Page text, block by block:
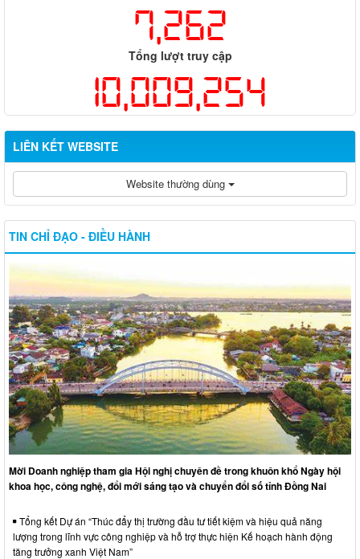
7,262
Tổng lượt truy cập
10,009,254
LIÊN KẾT WEBSITE
Website thường dùng
TIN CHỈ ĐẠO - ĐIỀU HÀNH
Mời Doanh nghiệp tham gia Hội nghị chuyên đề trong khuôn khổ Ngày hội
khoa học, công nghệ, đổi mới sáng tạo và chuyển đổi số tỉnh Đồng Nai
Tổng kết Dự án “Thúc đẩy thị trường đầu tư tiết kiệm và hiệu quả năng
lượng trong lĩnh vực công nghiệp và hỗ trợ thực hiện Kế hoạch hành động
tăng trưởng xanh Việt Nam”